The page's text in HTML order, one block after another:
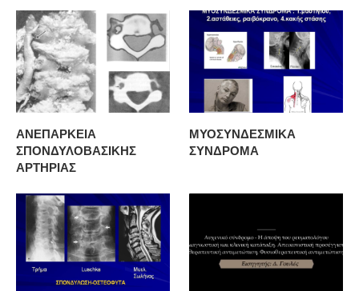
ΑΝΕΠΑΡΚΕΙΑ
ΣΠΟΝΔΥΛΟΒΑΣΙΚΗΣ
ΑΡΤΗΡΙΑΣ
ΜΥΟΣΥΝΔΕΣΜΙΚΑ
ΣΥΝΔΡΟΜΑ